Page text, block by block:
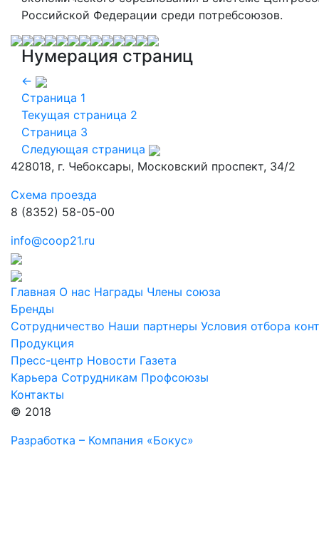
Российской Федерации среди потребсоюзов.
Нумерация страниц
←
Страница 1
Текущая страница 2
Страница 3
Следующая страница
428018, г. Чебоксары, Московский проспект, 34/2
Схема проезда
8 (8352) 58-05-00
info@coop21.ru
Главная О нас Награды Члены союза
Бренды
Сотрудничество Наши партнеры Условия отбора
Продукция
Пресс-центр Новости Газета
Карьера Сотрудникам Профсоюзы
Контакты
© 2018
Разработка – Компания «Бокус»